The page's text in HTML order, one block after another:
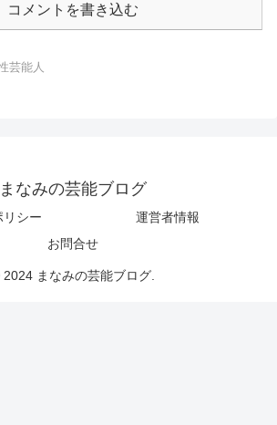
コメントを書き込む
芸能人
まなみの芸能ブログ
リシー
運営者情報
お問合せ
まなみの芸能ブログ.